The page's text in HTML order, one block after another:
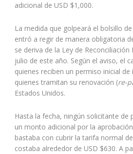
adicional de USD $1,000.
La medida que golpeará el bolsillo
entró a regir de manera obligatoria
se deriva de la Ley de Reconciliación
julio de este año. Según el aviso, el
quienes reciben un permiso inicial
quienes tramitan su renovación (re-
Estados Unidos.
Hasta la fecha, ningún solicitante de
un monto adicional por la
bastaba con cubrir la tarifa normal
costaba alrededor de USD $630. A